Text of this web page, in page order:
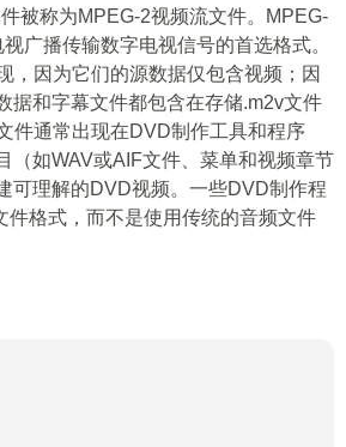
被称为MPEG-2视频流文件。MPEG-
广播传输数字电视信号的首选格式。
，因为它们的源数据仅包含视频；因
据和字幕文件都包含在存储.m2v文件
件通常出现在DVD制作工具和程序
（如WAV或AIF文件、菜单和视频章节
可理解的DVD视频。一些DVD制作程
件格式，而不是使用传统的音频文件